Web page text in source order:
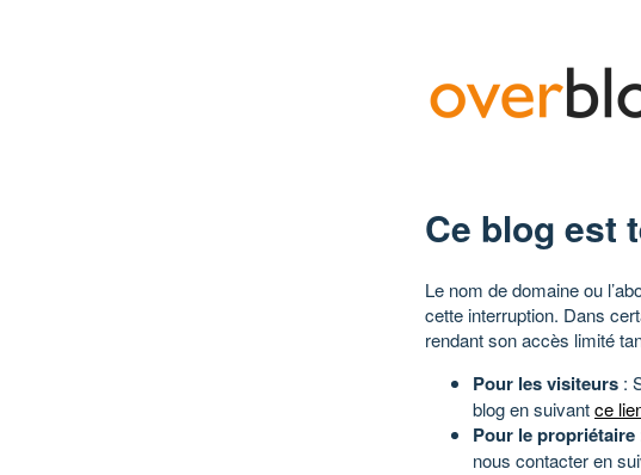
Ce blog est
Le nom de domaine ou
cette interruption. Dans
rendant son accès limité
Pour les visiteurs :
blog en suivantce
Pour le propriétaire
nous contacter en